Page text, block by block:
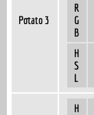
Potato 3
R
G
B
H
S
L
H